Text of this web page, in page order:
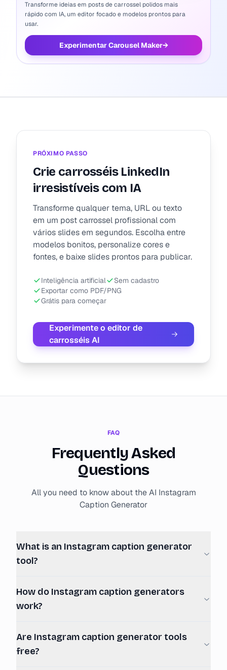
Transforme ideias em posts de carrossel polidos mais
rápido com IA, um editor focado e modelos prontos para
usar.
Experimentar Carousel Maker→
PRÓXIMO PASSO
Crie carrosséis LinkedIn
irresistíveis com IA
Transforme qualquer tema, URL ou texto
em um post carrossel profissional com
vários slides em segundos. Escolha entre
modelos bonitos, personalize cores e
fontes, e baixe slides prontos para publicar.
Inteligência artificial
Sem cadastro
Exportar como PDF/PNG
Grátis para começar
Experimente o editor de
carrosséis AI
FAQ
Frequently Asked
Questions
All you need to know about the AI Instagram
Caption Generator
What is an Instagram caption generator
tool?
How do Instagram caption generators
work?
Are Instagram caption generator tools
free?